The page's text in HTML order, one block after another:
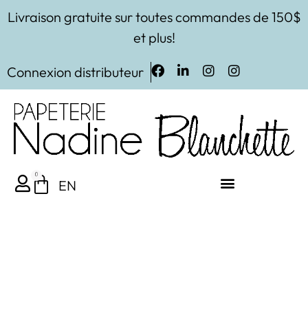
Livraison gratuite sur toutes commandes de 150$
et plus!
Connexion distributeur
0
EN